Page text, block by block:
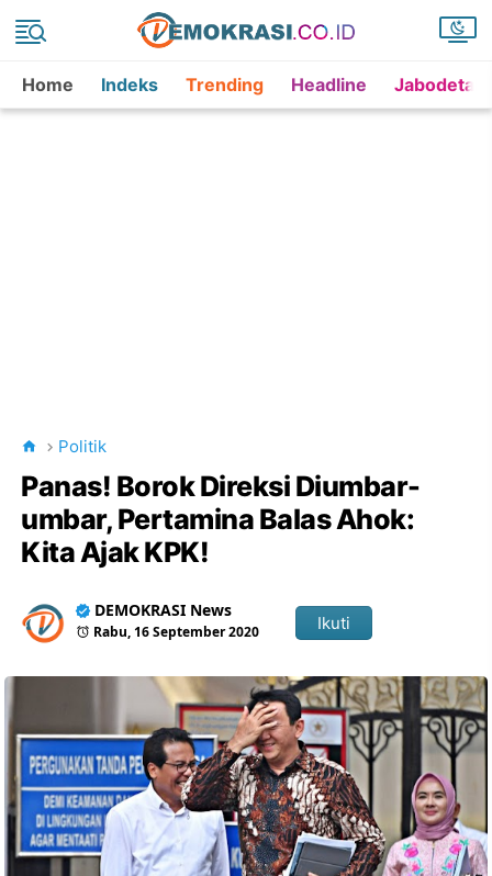
Home Indeks Trending Headline
Politik
Panas! Borok Direksi Diumbar-
umbar, Pertamina Balas Ahok:
Kita Ajak KPK!
DEMOKRASI News
Rabu, 16 September 2020 Ikuti